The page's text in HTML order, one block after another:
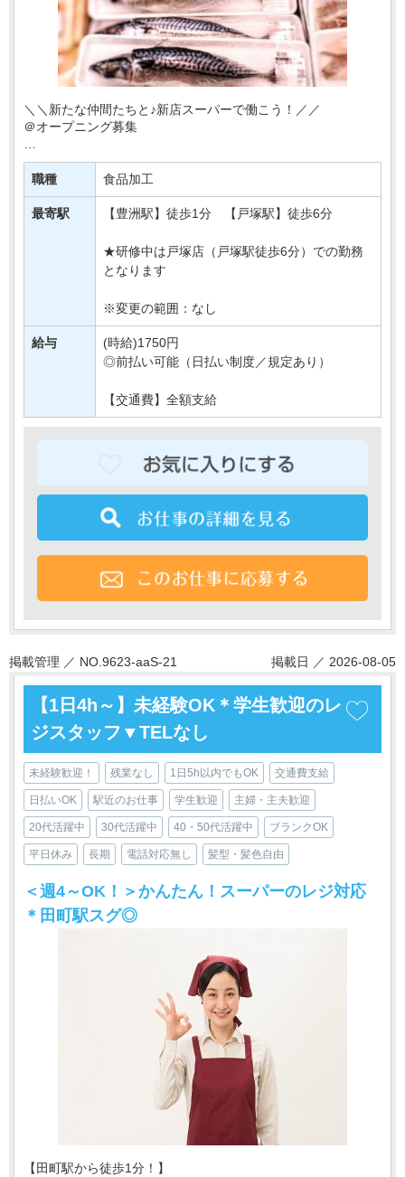
＼＼新たな仲間たちと♪新店スーパーで働こう！／／
＠オープニング募集
東京・神奈川を中心にお店を展開♪
このたび有名スーパーマーケットの新店が
【豊洲駅】にニューオープン！！！
職種 食品加工
最寄駅 【豊洲駅】徒歩1分 【戸塚駅】徒歩6分
★研修中は戸塚店（戸塚駅徒歩6分）での勤務
となります
※変更の範囲：なし
給与
(時給)1750円
◎前払い可能（日払い制度／規定あり）
【交通費】全額支給
掲載管理 ／ NO.9623-aaS-21 掲載日 ／ 2026-08-05
【1日4h～】未経験OK＊学生歓迎のレ
ジスタッフ▼TELなし
未経験歓迎！ 残業なし 1日5h以内でもOK 交通費支給
日払いOK 駅近のお仕事 学生歓迎 主婦・主夫歓迎
20代活躍中 30代活躍中 40・50代活躍中 ブランクOK
平日休み 長期 電話対応無し 髪型・髪色自由
＜週4～OK！＞かんたん！スーパーのレジ対応
＊田町駅スグ◎
【田町駅から徒歩1分！】